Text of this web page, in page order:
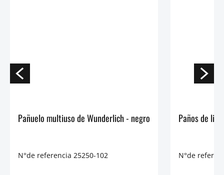
Pañuelo multiuso de Wunderlich - negro
N°de referencia 25250-102
Paños de
N°de